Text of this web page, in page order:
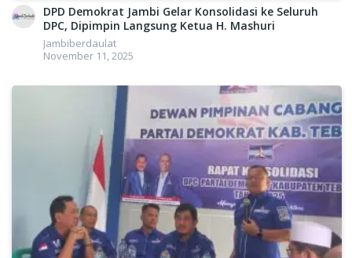
kabupaten Bungo, provinsi hingga Nasional dalam event-
event yang diikuti,” tandasnya.
Hadir dalam kegiatan tersebut perwakilan dari KORMI
dan para pengurus Inorga.(adm)
DPD Demokrat Jambi Gelar Konsolidasi ke Seluruh
DPC, Dipimpin Langsung Ketua H. Mashuri
Jambiberdaulat
November 11, 2025